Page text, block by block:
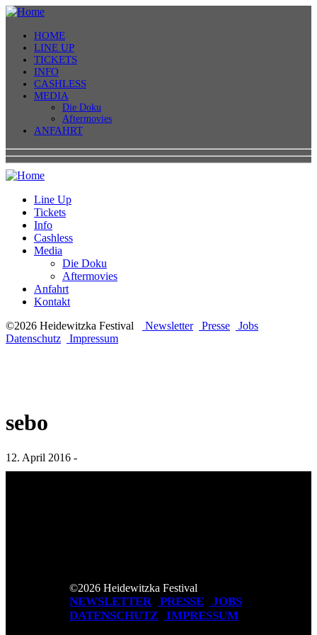
HOME
LINE UP
TICKETS
INFO
CASHLESS
MEDIA
Die Doku
Aftermovies
ANFAHRT
Line Up
Tickets
Info
Cashless
Media
Die Doku
Aftermovies
Anfahrt
Kontakt
©2026 Heidewitzka Festival
Newsletter Presse
Jobs
Datenschutz
Impressum
sebo
12. April 2016 -
©2026 Heidewitzka Festival
NEWSLETTER PRESSE
JOBS
DATENSCHUTZ
IMPRESSUM